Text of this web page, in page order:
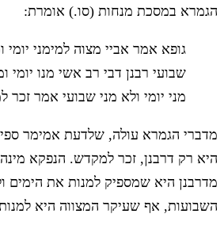
הגמרא במסכת מנחות (סו.) אומרת:
גופא אמר אביי מצוה למימני יומי
שבועי רבנן דבי רב אשי מנו יומי
מני יומי ולא מני שבועי אמר
מדברי הגמרא עולה, שלדעת אמימר
היא רק דרבנן, זכר למקדש. הנפקא
מדרבנן היא שמספיק למנות את הימים
השבועות, אף שעיקר המצווה היא